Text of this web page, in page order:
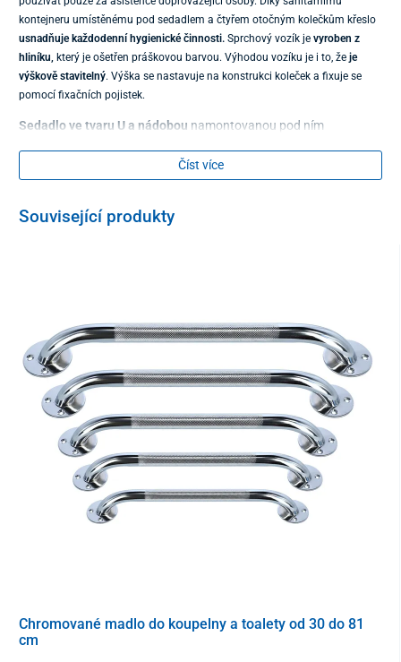
kontejneru umístěnému pod sedadlem a čtyřem otočným kolečkům křeslo
usnadňuje každodenní hygienické činnosti. Sprchový vozík je vyroben z
hliníku, který je ošetřen práškovou barvou. Výhodou vozíku je i to, že je
výškově stavitelný. Výška se nastavuje na konstrukci koleček a fixuje se
pomocí fixačních pojistek.
Sedadlo ve tvaru U a nádobou namontovanou pod ním
Toaletní kbelík lze při sprchování z křesla snadno vyjmout ze
zadní části vozíku.
Číst více
Související produkty
Chromované madlo do koupelny a toalety od 30 do 81
cm